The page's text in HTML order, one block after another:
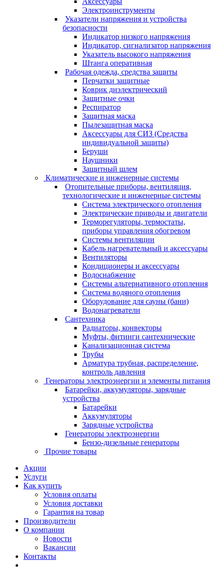
Электроинструменты
Указатели напряжения и устройства
безопасности
Индикатор низкого напряжения
Индикатор, сигнализатор напряжения
Указатель высокого напряжения
Штанга оперативная
Рабочая одежда, средства защиты
Перчатки защитные
Коврик диэлектрический
Защитные очки
Респиратор
Защитная маска
Пылезащитная маска
Аксессуары для СИЗ (Средства
индивидуальной защиты)
Беруши
Наушники
Защитный шлем
Климатические и инженерные системы
Отопительные приборы, вентиляция,
технологические и инженерные системы
Система электрического отопления
Электрические приводы и двигатели
Терморегуляторы, термостаты,
приборы управления обогревом
Системы вентиляции
Кабель нагревательный и аксессуары
Вентиляторы
Кондиционеры и аксессуары
Водоснабжение
Системы альтернативного отопления
Система водяного отопления
Оборудование для сауны (бани)
Водонагреватели
Сантехника
Радиаторы, конвекторы
Муфты, фитинги сантехнические
Канализационная система
Трубы
Арматура трубная, распределение,
контроль давления
Генераторы электроэнергии и элементы питания
Батарейки, аккумуляторы, зарядные
устройства
Батарейки
Аккумуляторы
Зарядные устройства
Генераторы электроэнергии
Бензо-дизельные генераторы
Прочие товары
Акции
Услуги
Как купить
Условия оплаты
Условия доставки
Гарантия на товар
Производители
О компании
Новости
Вакансии
Контакты